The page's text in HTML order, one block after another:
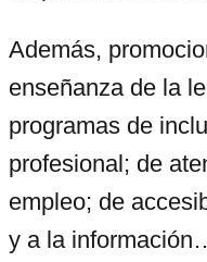
Además,
enseñanza de la
programas de
profesional; de
empleo; de
y a la